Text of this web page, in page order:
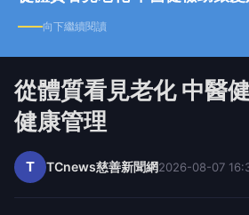
向下繼續閱讀
從體質看見老化 中醫
健康管理
T TCnews慈善新聞網2026-08-07